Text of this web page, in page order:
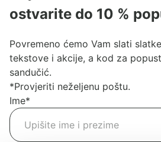
ostvarite do 10 %
Povremeno ćemo Vam slati
tekstove i akcije, a kod za
sandučić.
*Provjeriti neželjenu poštu.
Ime*